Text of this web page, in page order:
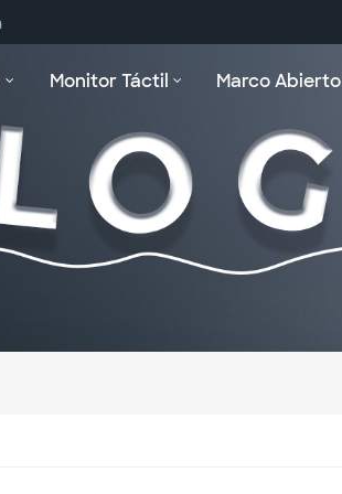
Monitor Táctil Marco Abierto